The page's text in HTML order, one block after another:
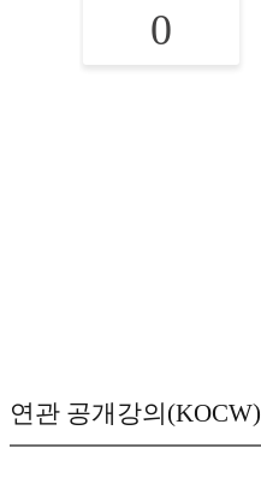
0
연관 공개강의(KOCW)